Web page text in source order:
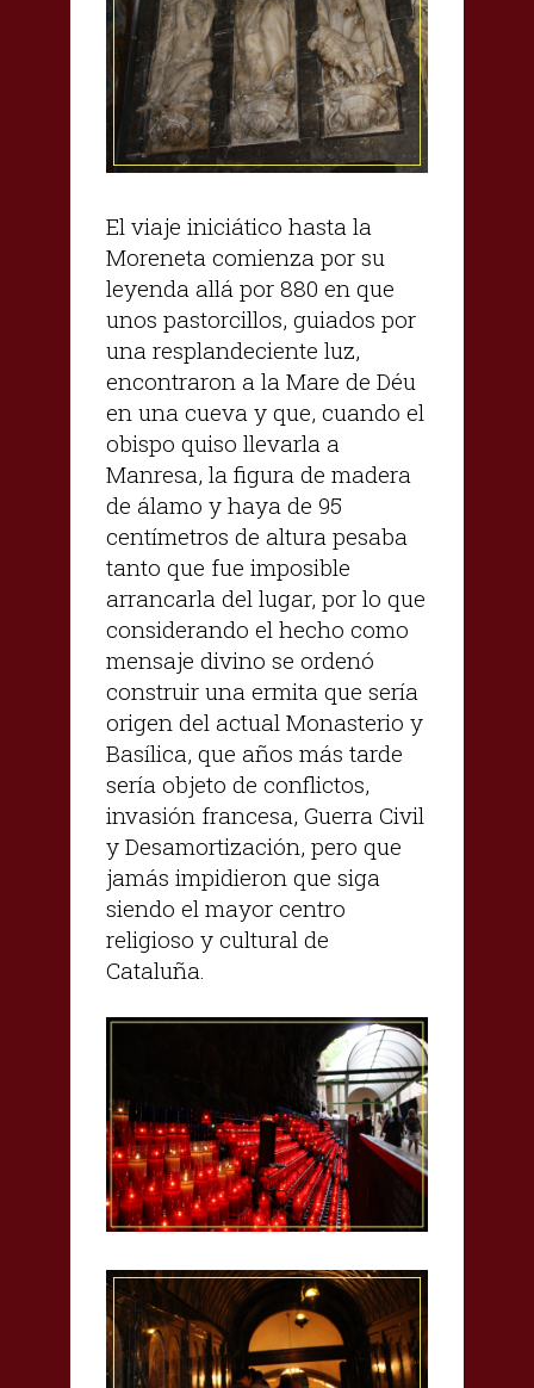
El viaje iniciático hasta la
Moreneta comienza por su
leyenda allá por 880 en que
unos pastorcillos, guiados por
una resplandeciente luz,
encontraron a la Mare de Déu
en una cueva y que, cuando el
obispo quiso llevarla a
Manresa, la figura de madera
de álamo y haya de 95
centímetros de altura pesaba
tanto que fue imposible
arrancarla del lugar, por lo que
considerando el hecho como
mensaje divino se ordenó
construir una ermita que sería
origen del actual Monasterio y
Basílica, que años más tarde
sería objeto de conflictos,
invasión francesa, Guerra Civil
y Desamortización, pero que
jamás impidieron que siga
siendo el mayor centro
religioso y cultural de
Cataluña.